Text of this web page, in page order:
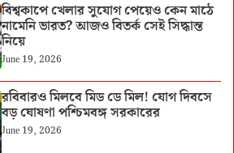
বিশ্বকাপে খেলার সুযোগ পেয়েও কেন মাঠে
নামেনি ভারত? আজও বিতর্ক সেই সিদ্ধান্ত
নিয়ে
June 19, 2026
রবিবারও মিলবে মিড ডে মিল! যোগ দিবসে
বড় ঘোষণা পশ্চিমবঙ্গ সরকারের
June 19, 2026